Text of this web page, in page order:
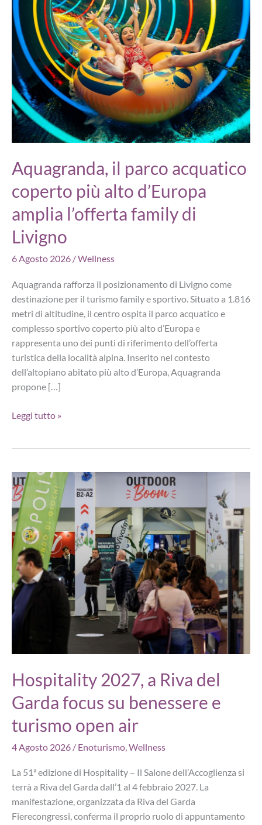
Aquagranda, il parco acquatico
coperto più alto d’Europa
amplia l’offerta family di
Livigno
6 Agosto 2026 /Wellness
Aquagranda rafforza il posizionamento di Livigno come
destinazione per il turismo family e sportivo. Situato a 1.816
metri di altitudine, il centro ospita il parco acquatico e
complesso sportivo coperto più alto d’Europa e
rappresenta uno dei punti di riferimento dell’offerta
turistica della località alpina. Inserito nel contesto
dell’altopiano abitato più alto d’Europa, Aquagranda
propone […]
Aquagranda,
coperto
più
alto
d’Europa
amplia
l’offerta
family
di
Livigno
Leggi tutto »
Hospitality 2027, a Riva del
Garda focus su benessere e
turismo open air
4 Agosto 2026 / Enoturismo,Wellness
La 51ª edizione di Hospitality – Il Salone dell’Accoglienza si
terrà a Riva del Garda dall’1 al 4 febbraio 2027. La
manifestazione, organizzata da Riva del Garda
Fierecongressi, conferma il proprio ruolo di appuntamento